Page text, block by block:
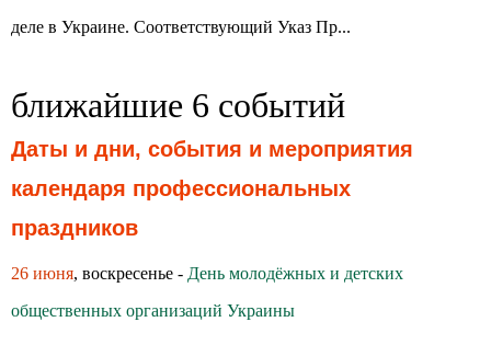
деле в Украине. Соответствующий Указ Пр...
ближайшие 6 событий
Даты и дни, события и мероприятия
календаря профессиональных
праздников
26 июня, воскресенье - День молодёжных и детских
общественных организаций Украины